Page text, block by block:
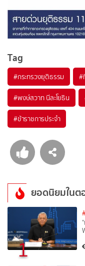
Tag
#กระทรวงยุติธรรม #
#พงษ์สวาท นีละโยธิน
#ข้าราชการประจำ
ยอดนิยมในต
1